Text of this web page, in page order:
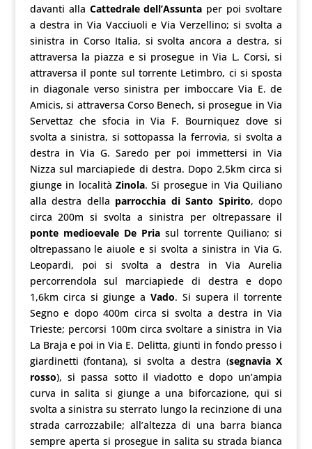
davanti alla Cattedrale dell’Assunta per poi svoltare
a destra in Via Vacciuoli e Via Verzellino; si svolta a
sinistra in Corso Italia, si svolta ancora a destra, si
attraversa la piazza e si prosegue in Via L. Corsi, si
attraversa il ponte sul torrente Letimbro, ci si sposta
in diagonale verso sinistra per imboccare Via E. de
Amicis, si attraversa Corso Benech, si prosegue in Via
Servettaz che sfocia in Via F. Bourniquez dove si
svolta a sinistra, si sottopassa la ferrovia, si svolta a
destra in Via G. Saredo per poi immettersi in Via
Nizza sul marciapiede di destra. Dopo 2,5km circa si
giunge in localitàZinola. Si prosegue in Via Quiliano
alla destra della parrocchia di Santo Spirito, dopo
circa 200m si svolta a sinistra per oltrepassare il
ponte medioevale De Priasul torrente Quiliano; si
oltrepassano le aiuole e si svolta a sinistra in Via G.
Leopardi, poi si svolta a destra in Via Aurelia
percorrendola sul marciapiede di destra e dopo
1,6km circa si giunge aVado. Si supera il torrente
Segno e dopo 400m circa si svolta a destra in Via
Trieste; percorsi 100m circa svoltare a sinistra in Via
La Braja e poi in Via E. Delitta, giunti in fondo presso i
giardinetti (fontana), si svolta a destra (segnavia X
rosso), si passa sotto il viadotto e dopo un’ampia
curva in salita si giunge a una biforcazione, qui si
svolta a sinistra su sterrato lungo la recinzione di una
strada carrozzabile; all’altezza di una barra bianca
sempre aperta si prosegue in salita su strada bianca